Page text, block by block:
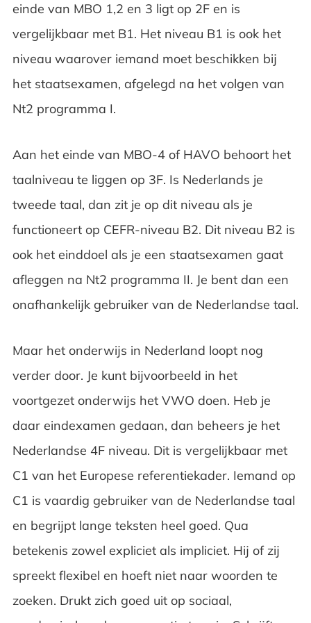
einde van MBO 1,2 en 3 ligt op 2F en is
vergelijkbaar met B1. Het niveau B1 is ook het
niveau waarover iemand moet beschikken bij
het staatsexamen, afgelegd na het volgen van
Nt2 programma I.
Aan het einde van MBO-4 of HAVO behoort het
taalniveau te liggen op 3F. Is Nederlands je
tweede taal, dan zit je op dit niveau als je
functioneert op CEFR-niveau B2. Dit niveau B2 is
ook het einddoel als je een staatsexamen gaat
afleggen na Nt2 programma II. Je bent dan een
onafhankelijk gebruiker van de Nederlandse taal.
Maar het onderwijs in Nederland loopt nog
verder door. Je kunt bijvoorbeeld in het
voortgezet onderwijs het VWO doen. Heb je
daar eindexamen gedaan, dan beheers je het
Nederlandse 4F niveau. Dit is vergelijkbaar met
C1 van het Europese referentiekader. Iemand op
C1 is vaardig gebruiker van de Nederlandse taal
en begrijpt lange teksten heel goed. Qua
betekenis zowel expliciet als impliciet. Hij of zij
spreekt flexibel en hoeft niet naar woorden te
zoeken. Drukt zich goed uit op sociaal,